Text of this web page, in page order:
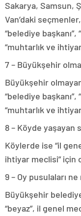
Sakarya, Samsun,
Van’daki
“belediye
“muhtarlık ve
7 – Büyükşehir
Büyükşehir
“belediye
“muhtarlık ve
8 – Köyde yaşayan
Köylerde ise “il
ihtiyar meclisi” için
9 – Oy pusulaları
Büyükşehir
“beyaz”, il genel